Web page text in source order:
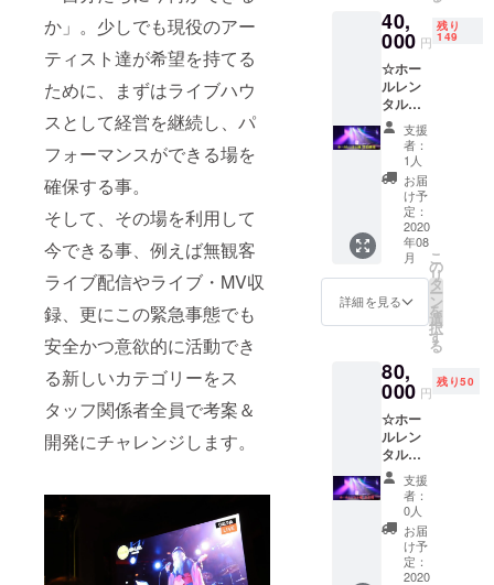
か」。少しでも現役のアー
ティスト達が希望を持てる
ために、まずはライブハウ
スとして経営を継続し、パ
フォーマンスができる場を
確保する事。
そして、その場を利用して
今できる事、例えば無観客
ライブ配信やライブ・MV収
録、更にこの緊急事態でも
安全かつ意欲的に活動でき
る新しいカテゴリーをス
タッフ関係者全員で考案＆
開発にチャレンジします。
ハーサ
ル時間
あり ■
その他
交通費
や滞在
費は自
己負担
でお願
いしま
合がご
ざいま
所 ライ
ブハウ
スEN-
LAB.
（京都
市東山
区） ■
出演時
間 18：
00～
22：00
の間で
（セッ
ティン
OPEN
前に15
分程度
のリ
ハーサ
ル時間
あり ■
その他
交通費
や滞在
費は自
己負担
限：
2020年
8月～
2022年
12月末
日まで
■日程
2020年
8月～
2022年
12月末
日 ※ご
希望の
日程を
お伺い
したう
えで調
す ※行
政機関
および
社会情
勢を鑑
み日程
を変更
する場
合がご
ざいま
る権利
です。
最大7台
のカメ
ラを使
用した
迫力の
映像に
歌詞を
付ける
編集も
可能で
す。 撮
影には
音響担
当、映
像担当
で対応
しま
す。 有
効期
限：
2020年
8月～
2022年
12月末
日まで
■日程
2020年
40,
000 円
残り
149
☆ホー
ルレン
タル権
【平日
限定】
EN-
LAB.を
1回ホー
ルレン
タル
（平日
限定）
できる
権利で
す。 音
楽ライ
ちろ
ん、各
種イベ
ントに
お使い
いただ
けま
す。 有
効期
限：
2020年
8月～
2022年
支援
者：
1人
お届
け予
定：
2020
年08
月
詳細を見る
こ
の
リ
タ
ー
ン
を
選
択
す
る
80,
000 円
残り50
☆ホー
ルレン
タル権
【土・
日・祝
日限
定】
EN-
LAB.を
1回ホー
支援
者：
0人
お届
け予
定：
2020